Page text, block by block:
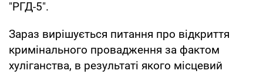
"РГД-5".
Зараз вирішується питання про відкриття
кримінального провадження за фактом
хуліганства, в результаті якого місцевий